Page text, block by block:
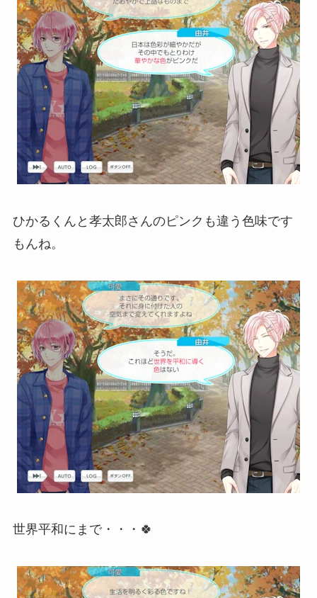
ひかるくんと孝太郎さんのピンクも違う色味です
もんね。
世界平和にまで・・・🍀